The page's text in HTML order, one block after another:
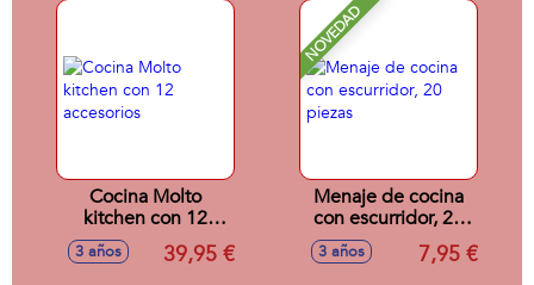
Cocina Molto
kitchen con 12
accesorios
3 años 39,95 €
NOVEDAD
Menaje de cocina
con escurridor, 20
piezas
3 años 7,95 €